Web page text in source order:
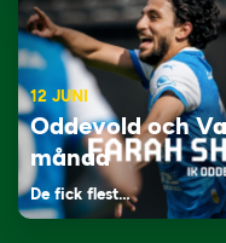
12 JUNI
Oddevold och
månad
De fick flest…